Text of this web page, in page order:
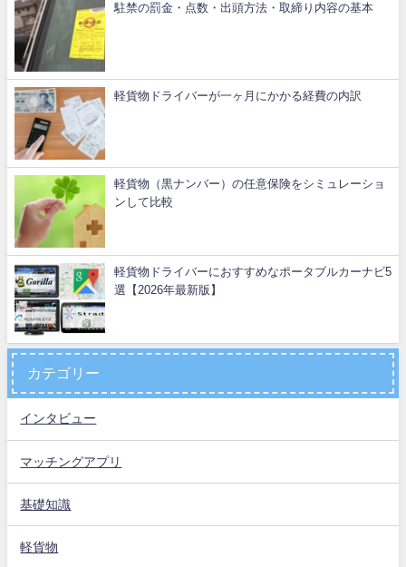
駐禁の罰金・点数・出頭方法・取締り内容の基本
軽貨物ドライバーが一ヶ月にかかる経費の内訳
軽貨物（黒ナンバー）の任意保険をシミュレーショ
ンして比較
軽貨物ドライバーにおすすめなポータブルカーナビ5
選【2026年最新版】
カテゴリー
インタビュー
マッチングアプリ
基礎知識
軽貨物